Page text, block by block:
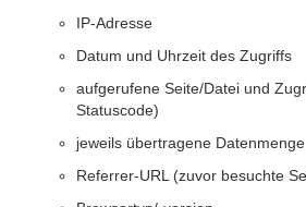
IP-Adresse
Datum und Uhrzeit des Zugriffs
aufgerufene Seite/Datei und
Statuscode)
jeweils übertragene Datenmenge
Referrer-URL (zuvor besuchte